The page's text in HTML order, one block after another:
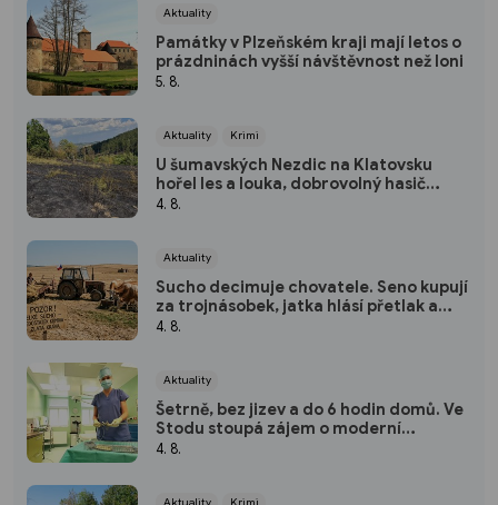
Aktuality
Památky v Plzeňském kraji mají letos o
prázdninách vyšší návštěvnost než loni
5. 8.
Aktuality Krimi
U šumavských Nezdic na Klatovsku
hořel les a louka, dobrovolný hasič
skončil v nemocnici
4. 8.
Aktuality
Sucho decimuje chovatele. Seno kupují
za trojnásobek, jatka hlásí přetlak a
hrozí rušení chovů
4. 8.
Aktuality
Šetrně, bez jizev a do 6 hodin domů. Ve
Stodu stoupá zájem o moderní
hysteroskopii
4. 8.